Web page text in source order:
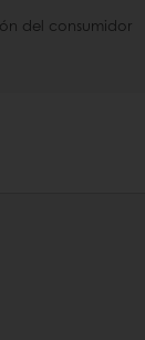
del consumidor